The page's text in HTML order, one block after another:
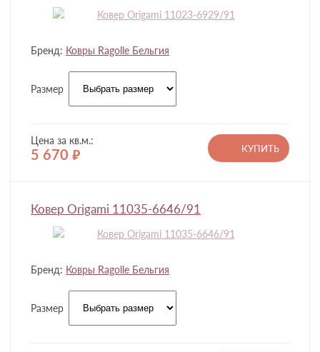
Бренд: Ковры Ragolle Бельгия
Размер
Цена за кв.м.:
5 670 руб.
КУПИТЬ
Ковер Origami 11035-6646/91
Бренд: Ковры Ragolle Бельгия
Размер